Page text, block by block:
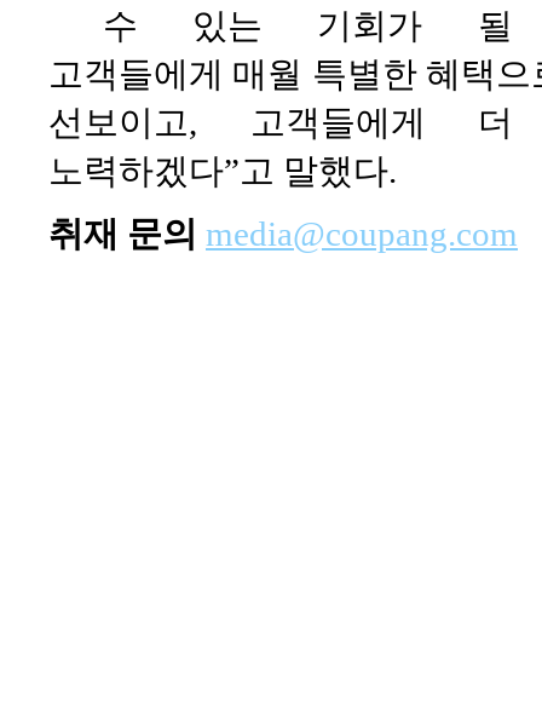
수 있는 기회가 될 것
고객들에게 매월 특별한 혜택
선보이고, 고객들에게
노력하겠다”고 말했다.
취재 문의 media@coupang.com